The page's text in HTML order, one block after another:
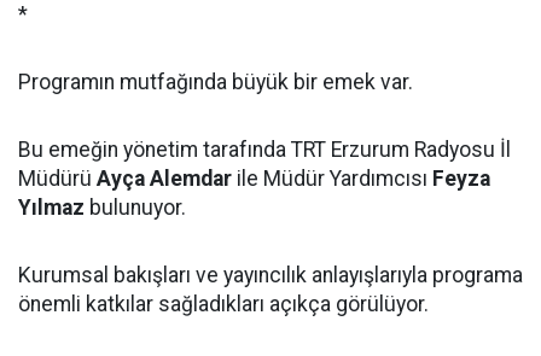
*
Programın mutfağında büyük bir emek var.
Bu emeğin yönetim tarafında TRT Erzurum Radyosu İl
Müdürü Ayça Alemdar ile Müdür Yardımcısı Feyza
Yılmaz bulunuyor.
Kurumsal bakışları ve yayıncılık anlayışlarıyla programa
önemli katkılar sağladıkları açıkça görülüyor.